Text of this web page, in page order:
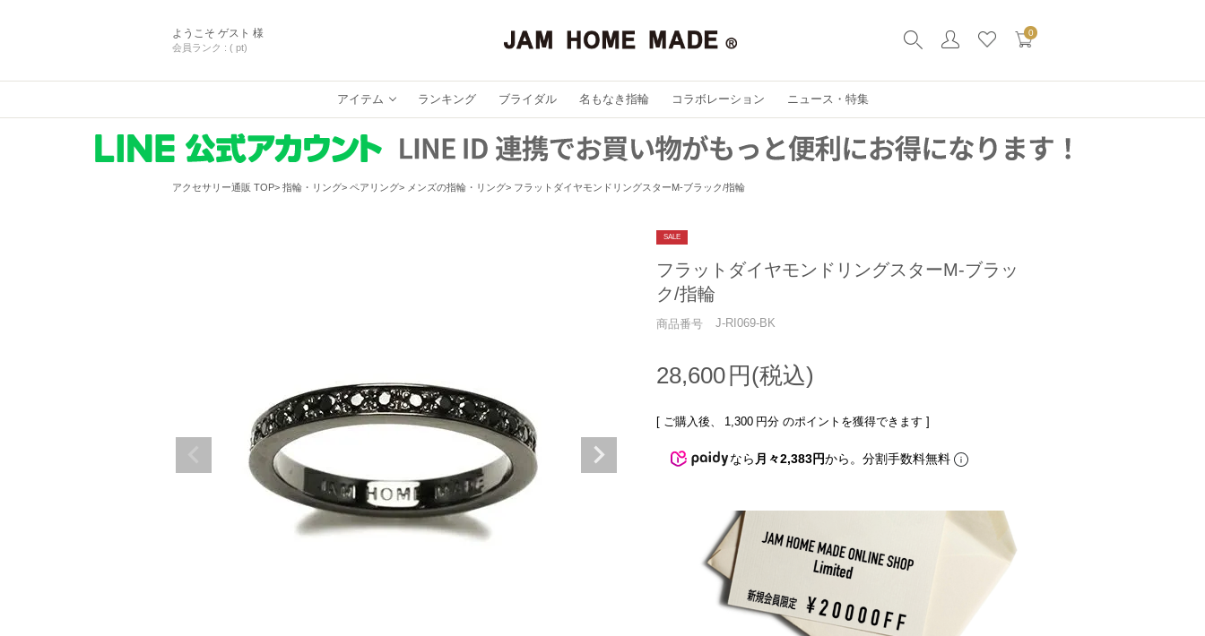
ようこそ ゲスト 様
会員ランク : ( pt)
0
アイテム ランキング ブライダル 名もなき指輪 コラボレーション ニュース・特集
アクセサリー通販 TOP 指輪・リング ペアリング メンズの指輪・リング フラットダイヤモンドリングスターM-ブラック/指輪
SALE
フラットダイヤモンドリングスターM-ブラッ
ク/指輪
商品番号 J-RI069-BK
28,600
[ ご購入後、 1,300 円分 のポイントを獲得できます ]
なら 月々2,383円から。分割手数料無料